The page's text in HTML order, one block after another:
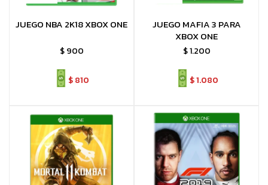
JUEGO NBA 2K18 XBOX ONE
$ 900
$810
JUEGO MAFIA 3 PARA
XBOX ONE
$1.200
$1.080